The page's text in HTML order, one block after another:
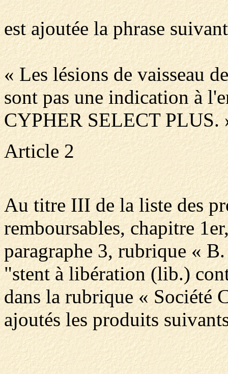
est ajoutée la phrase
« Les lésions de vaisseau
sont pas une indication à
CYPHER SELECT PLUS.
Article 2
Au titre III de la liste des
remboursables, chapitre
paragraphe 3, rubrique «
"stent à libération (lib.)
dans la rubrique « Société
ajoutés les produits